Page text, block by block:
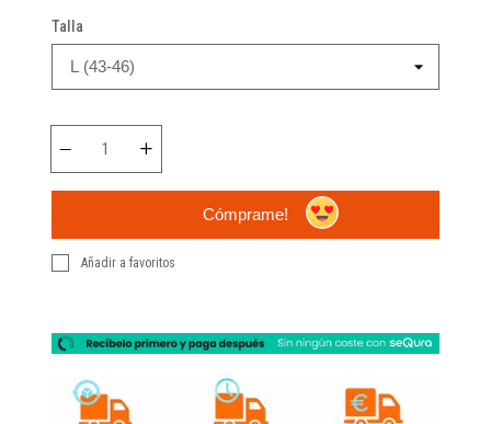
Talla
Cómprame!
Añadir a favoritos